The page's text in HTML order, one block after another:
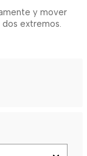
y mover
dos extremos.